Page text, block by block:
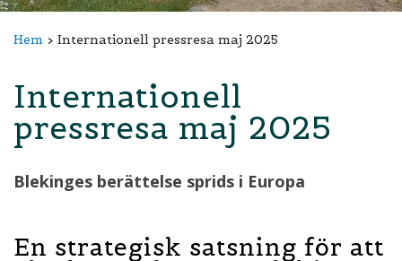
Hem Internationell pressresa maj 2025
Internationell
pressresa maj 2025
Blekinges berättelse sprids i Europa
En strategisk satsning för att